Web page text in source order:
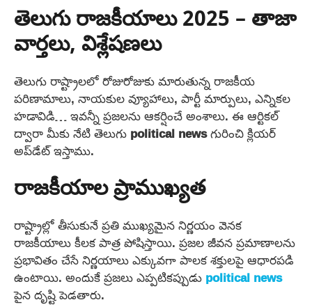
తెలుగు రాజకీయాలు 2025 – తాజా
వార్తలు, విశ్లేషణలు
తెలుగు రాష్ట్రాలలో రోజురోజుకు మారుతున్న రాజకీయ
పరిణామాలు, నాయకుల వ్యూహాలు, పార్టీ మార్పులు, ఎన్నికల
హడావిడి… ఇవన్నీ ప్రజలను ఆకర్షించే అంశాలు. ఈ ఆర్టికల్
ద్వారా మీకు నేటి తెలుగుpolitical newsగురించి క్లియర్
అప్‌డేట్ ఇస్తాము.
రాజకీయాల ప్రాముఖ్యత
రాష్ట్రాల్లో తీసుకునే ప్రతి ముఖ్యమైన నిర్ణయం వెనక
రాజకీయాలు కీలక పాత్ర పోషిస్తాయి. ప్రజల జీవన ప్రమాణాలను
ప్రభావితం చేసే నిర్ణయాలు ఎక్కువగా పాలక శక్తులపై ఆధారపడి
ఉంటాయి. అందుకే ప్రజలు ఎప్పటికప్పుడుpolitical news
పైన దృష్టి పెడతారు.